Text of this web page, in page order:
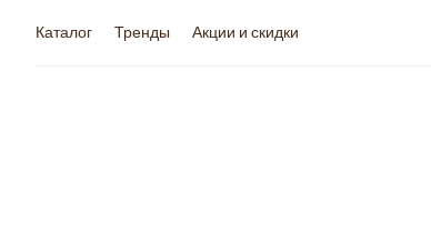
Каталог Тренды Акции и скидки